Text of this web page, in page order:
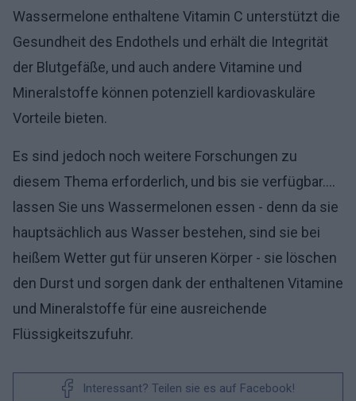
Wassermelone enthaltene Vitamin C unterstützt die
Gesundheit des Endothels und erhält die Integrität
der Blutgefäße, und auch andere Vitamine und
Mineralstoffe können potenziell kardiovaskuläre
Vorteile bieten.
Es sind jedoch noch weitere Forschungen zu
diesem Thema erforderlich, und bis sie verfügbar....
lassen Sie uns Wassermelonen essen - denn da sie
hauptsächlich aus Wasser bestehen, sind sie bei
heißem Wetter gut für unseren Körper - sie löschen
den Durst und sorgen dank der enthaltenen Vitamine
und Mineralstoffe für eine ausreichende
Flüssigkeitszufuhr.
Interessant? Teilen sie es auf Facebook!